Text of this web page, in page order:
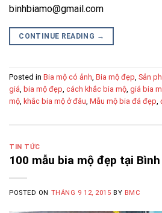
binhbiamo@gmail.com
CONTINUE READING →
Posted in Bia mộ có ảnh, Bia mộ đẹp, Sản
giá, bia mộ đẹp, cách khắc bia mộ, giá bia
mộ, khắc bia mộ ở đâu, Mẫu mộ bia đá đẹp,
TIN TỨC
100 mẫu bia mộ đẹp tại
POSTED ON THÁNG 9 12, 2015 BY BMC